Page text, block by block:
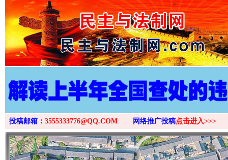
>
投稿邮箱： 3555333776@QQ.COM 网络推广投稿点击进入>>>